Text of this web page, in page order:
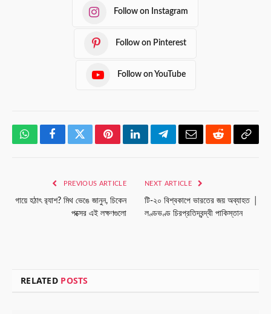
Follow on Instagram
Follow on Pinterest
Follow on YouTube
WhatsAppFacebookTwitterPinterestLinkedInTelegramEmailRedditCopy
PREVIOUS ARTICLE
গায়ে হঠাৎ র‍্যাশ? মিথ ভেঙে জানুন, চিকেন
পক্সের এই লক্ষণগুলো
NEXT ARTICLE
টি-২০ বিশ্বকাপে ভারতের জয় অব্যাহত │
লণ্ডভণ্ড চিরপ্রতিদ্বন্দ্বী পাকিস্তান
RELATED POSTS